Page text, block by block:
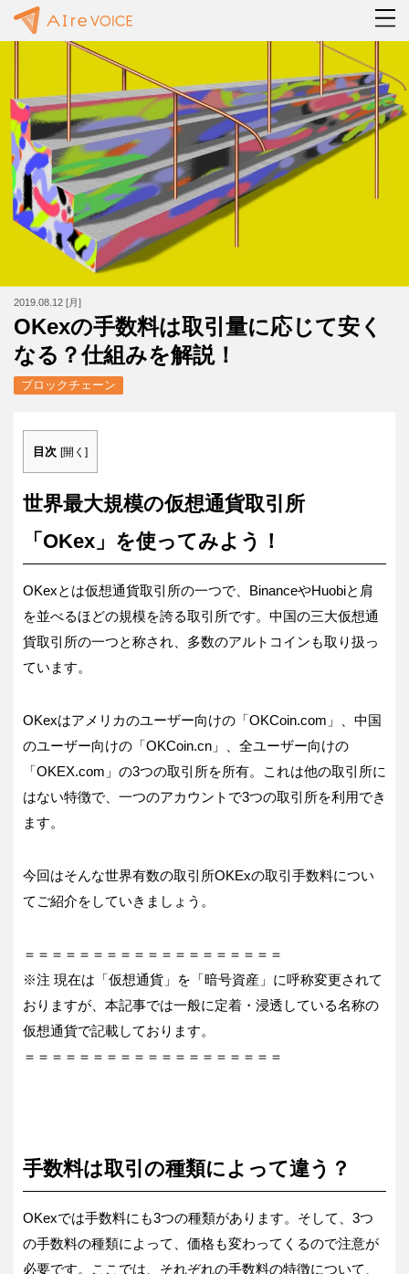
2019.08.12 [月]
OKexの手数料は取引量に応じて安く
なる？仕組みを解説！
ブロックチェーン
目次 [開く ]
世界最大規模の仮想通貨取引所
「OKex」を使ってみよう！
OKexとは仮想通貨取引所の一つで、BinanceやHuobiと肩
を並べるほどの規模を誇る取引所です。中国の三大仮想通
貨取引所の一つと称され、多数のアルトコインも取り扱っ
ています。
OKexはアメリカのユーザー向けの「OKCoin.com」、中国
のユーザー向けの「OKCoin.cn」、全ユーザー向けの
「OKEX.com」の3つの取引所を所有。これは他の取引所に
はない特徴で、一つのアカウントで3つの取引所を利用でき
ます。
今回はそんな世界有数の取引所OKExの取引手数料につい
てご紹介をしていきましょう。
＝＝＝＝＝＝＝＝＝＝＝＝＝＝＝＝＝＝＝
※注 現在は「仮想通貨」を「暗号資産」に呼称変更されて
おりますが、本記事では一般に定着・浸透している名称の
仮想通貨で記載しております。
＝＝＝＝＝＝＝＝＝＝＝＝＝＝＝＝＝＝＝
手数料は取引の種類によって違う？
OKexでは手数料にも3つの種類があります。そして、3つ
の手数料の種類によって、価格も変わってくるので注意が
必要です。ここでは、それぞれの手数料の特徴について、